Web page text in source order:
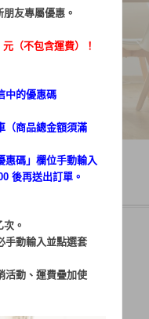
友專屬優惠。
（不包含運費）！
中的優惠碼
（商品總金額須滿
惠碼 」欄位手動輸入
後再送出訂單。
。
手動輸入並點選套
活動、運費疊加使